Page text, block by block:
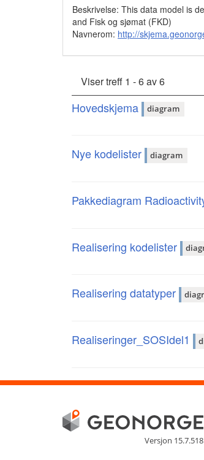
Beskrivelse: This data model is
and Fisk og sjømat (FKD)
Navnerom: http://
Viser treff 1 - 6 av 6
Hovedskjema diagram
Nye kodelister diagram
Pakkediagram
Realisering kodelister
Realisering datatyper
Realiseringer_SOSIdel1